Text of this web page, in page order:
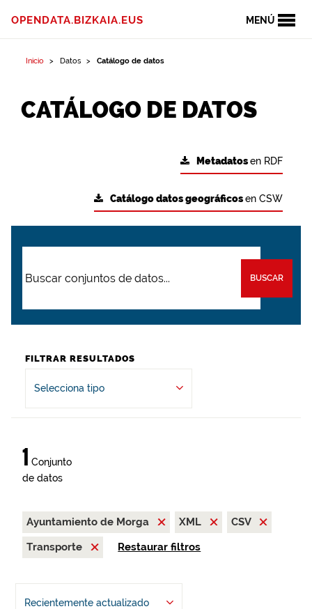
MENÚ
OPENDATA.BIZKAIA.EUS
Inicio Datos Catálogo de datos
CATÁLOGO DE DATOS
Metadatosen RDF
Catálogo datos geográficosen CSW
BUSCAR
FILTRAR RESULTADOS
Selecciona tipo
1 Conjunto
de datos
Ayuntamiento de Morga XML
CSV
Transporte
Restaurar filtros
Recientemente actualizado